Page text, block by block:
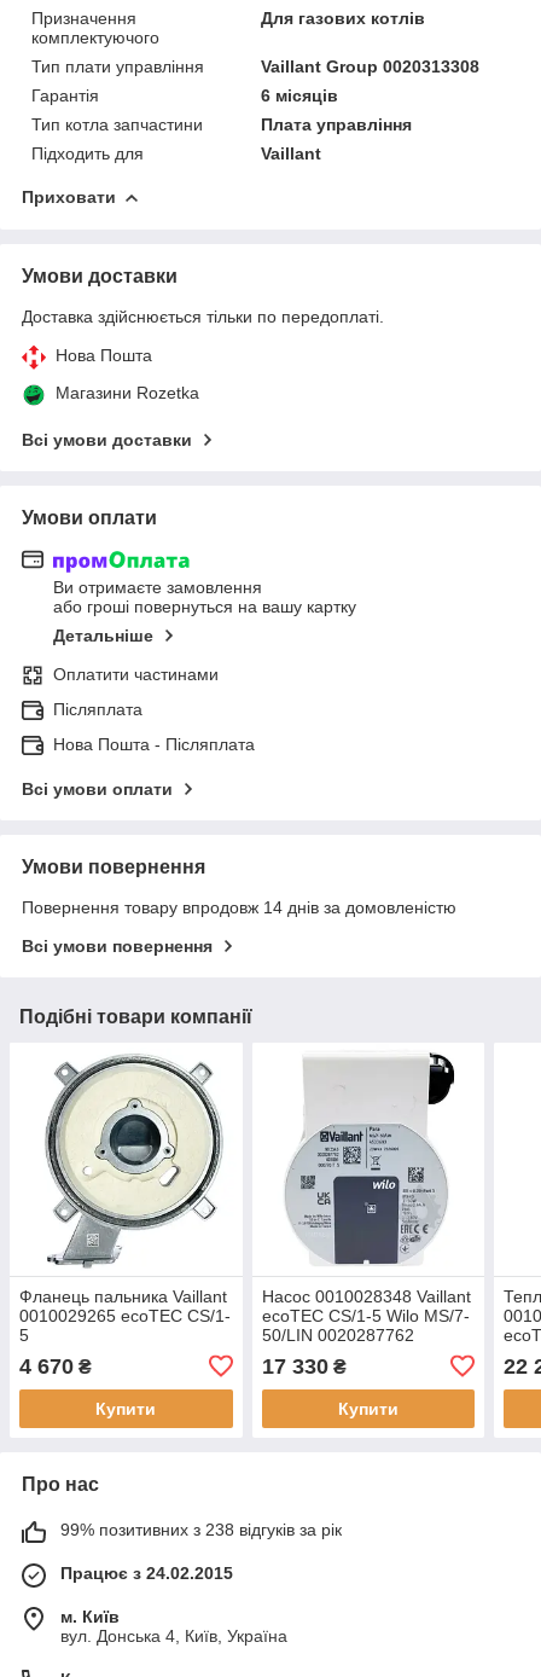
Призначення
комплектуючого
Для газових котлів
Тип плати управління
Vaillant Group 0020313308
Гарантія
6 місяців
Тип котла запчастини
Плата управління
Підходить для
Vaillant
Приховати
Умови доставки
Доставка здійснюється тільки по передоплаті.
Нова Пошта
Магазини Rozetka
Всі умови доставки
Умови оплати
Ви отримаєте замовлення
або гроші повернуться на вашу картку
Детальніше
Оплатити частинами
Післяплата
Нова Пошта - Післяплата
Всі умови оплати
Умови повернення
Повернення товару впродовж 14 днів за домовленістю
Всі умови повернення
Подібні товари компанії
Фланець пальника Vaillant
0010029265 ecoTEC CS/1-
5
4 670 ₴
Купити
Насос 0010028348 Vaillant
ecoTEC CS/1-5 Wilo MS/7-
50/LIN 0020287762
17 330₴
Купити
22
Про нас
99% позитивних з 238 відгуків за рік
Працює з 24.02.2015
м. Київ
вул. Донська 4, Київ, Україна